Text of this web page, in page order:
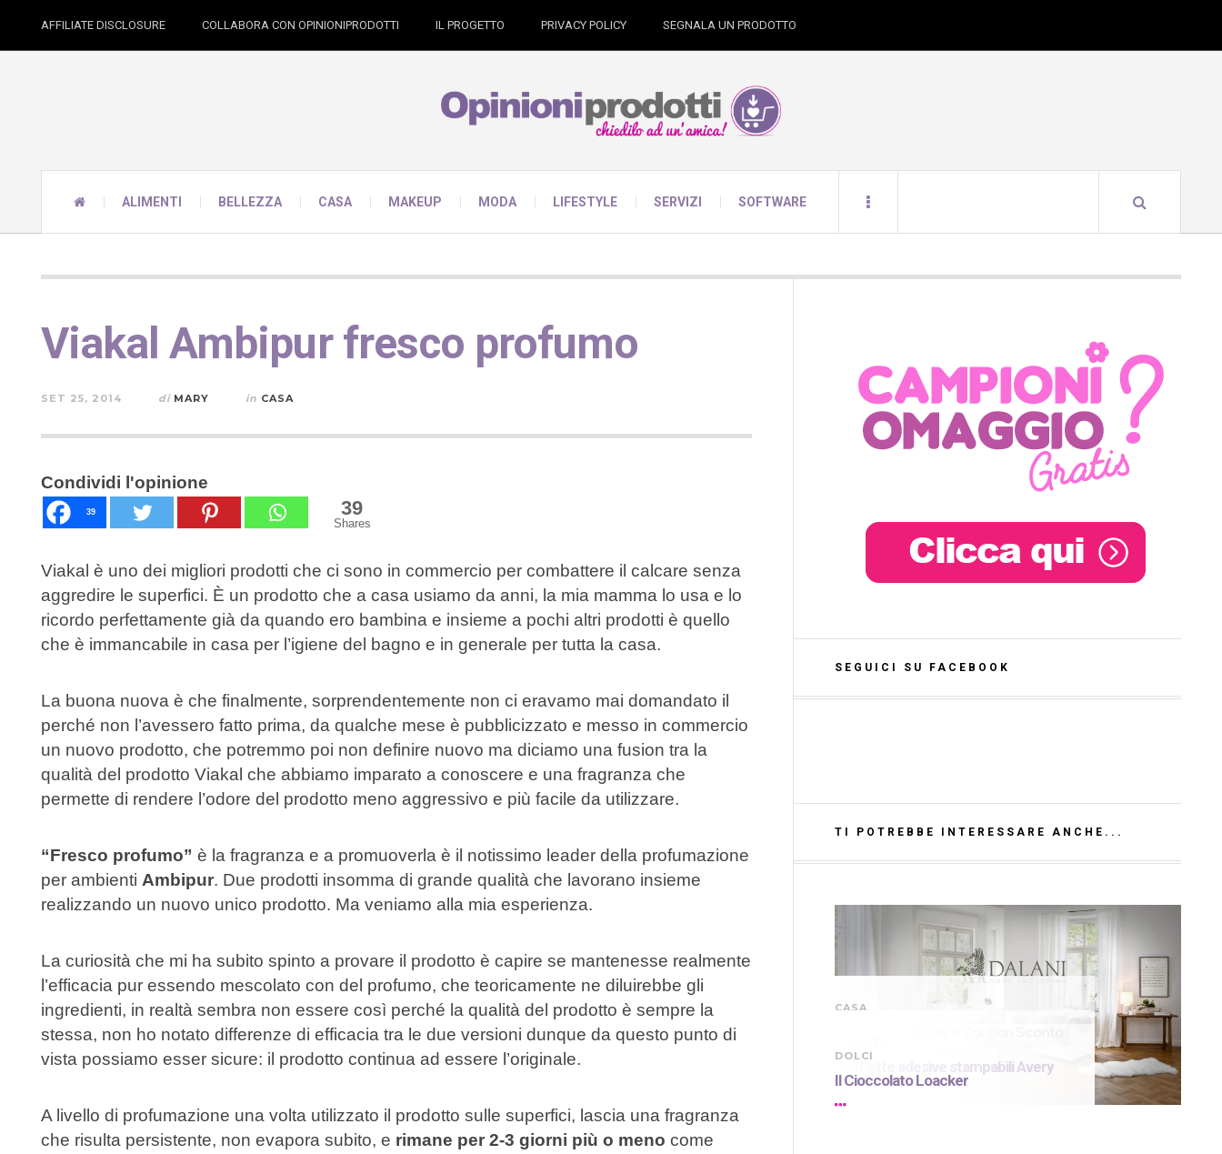
AFFILIATE DISCLOSURE COLLABORA CON OPINIONIPRODOTTI IL PROGETTO PRIVACY POLICY SEGNALA UN PRODOTTO
ALIMENTI BELLEZZA CASA MAKEUP MODA LIFESTYLE SERVIZI SOFTWARE
Viakal Ambipur fresco profumo
SET 25, 2014 di MARY in CASA
Condividi l'opinione
39 39
Shares
Viakal è uno dei migliori prodotti che ci sono in commercio per combattere il calcare senza
aggredire le superfici. È un prodotto che a casa usiamo da anni, la mia mamma lo usa e lo
ricordo perfettamente già da quando ero bambina e insieme a pochi altri prodotti è quello
che è immancabile in casa per l’igiene del bagno e in generale per tutta la casa.
La buona nuova è che finalmente, sorprendentemente non ci eravamo mai domandato il
perché non l’avessero fatto prima, da qualche mese è pubblicizzato e messo in commercio
un nuovo prodotto, che potremmo poi non definire nuovo ma diciamo una fusion tra la
qualità del prodotto Viakal che abbiamo imparato a conoscere e una fragranza che
permette di rendere l’odore del prodotto meno aggressivo e più facile da utilizzare.
“Fresco profumo” è la fragranza e a promuoverla è il notissimo leader della profumazione
per ambienti Ambipur. Due prodotti insomma di grande qualità che lavorano insieme
realizzando un nuovo unico prodotto. Ma veniamo alla mia esperienza.
La curiosità che mi ha subito spinto a provare il prodotto è capire se mantenesse realmente
l’efficacia pur essendo mescolato con del profumo, che teoricamente ne diluirebbe gli
ingredienti, in realtà sembra non essere così perché la qualità del prodotto è sempre la
stessa, non ho notato differenze di efficacia tra le due versioni dunque da questo punto di
vista possiamo esser sicure: il prodotto continua ad essere l’originale.
A livello di profumazione una volta utilizzato il prodotto sulle superfici, lascia una fragranza
che risulta persistente, non evapora subito, e rimane per 2-3 giorni più o meno come
SEGUICI SU FACEBOOK
TI POTREBBE INTERESSARE ANCHE...
CASA
25 €
Etichette adesive stampabili Avery
DOLCI
Il Cioccolato Loacker